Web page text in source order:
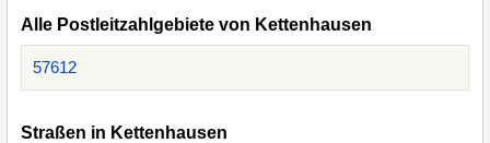
Alle Postleitzahlgebiete von Kettenhausen
57612
Straßen in Kettenhausen